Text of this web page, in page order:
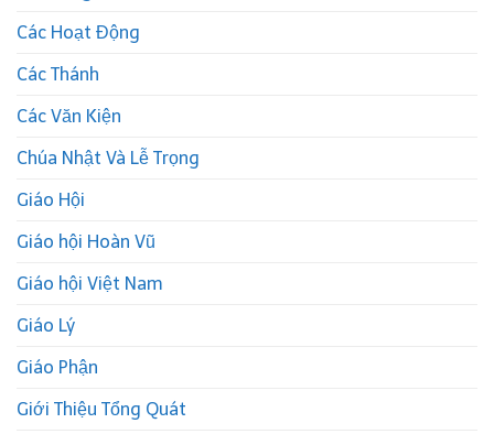
Các Hoạt Động
Các Thánh
Các Văn Kiện
Chúa Nhật Và Lễ Trọng
Giáo Hội
Giáo hội Hoàn Vũ
Giáo hội Việt Nam
Giáo Lý
Giáo Phận
Giới Thiệu Tổng Quát